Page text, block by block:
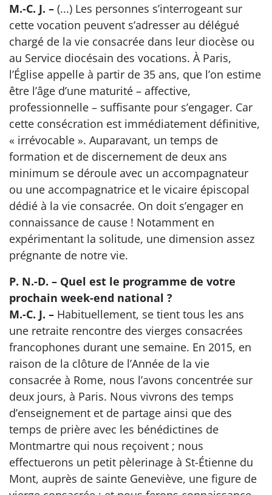
M.-C. J. – (...) Les personnes s’interrogeant sur
cette vocation peuvent s’adresser au délégué
chargé de la vie consacrée dans leur diocèse ou
au Service diocésain des vocations. À Paris,
l’Église appelle à partir de 35 ans, que l’on estime
être l’âge d’une maturité – affective,
professionnelle – suffisante pour s’engager. Car
cette consécration est immédiatement définitive,
« irrévocable ». Auparavant, un temps de
formation et de discernement de deux ans
minimum se déroule avec un accompagnateur
ou une accompagnatrice et le vicaire épiscopal
dédié à la vie consacrée. On doit s’engager en
connaissance de cause ! Notamment en
expérimentant la solitude, une dimension assez
prégnante de notre vie.
P. N.-D. – Quel est le programme de votre
prochain week-end national ?
M.-C. J. – Habituellement, se tient tous les ans
une retraite rencontre des vierges consacrées
francophones durant une semaine. En 2015, en
raison de la clôture de l’Année de la vie
consacrée à Rome, nous l’avons concentrée sur
deux jours, à Paris. Nous vivrons des temps
d’enseignement et de partage ainsi que des
temps de prière avec les bénédictines de
Montmartre qui nous reçoivent ; nous
effectuerons un petit pèlerinage à St-Étienne du
Mont, auprès de sainte Geneviève, une figure de